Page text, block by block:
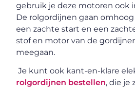
gebruik je deze motoren ook
De rolgordijnen gaan
een zachte start en een
stof en motor van de
meegaan.
Je kunt ook kant-en-klare
rolgordijnen bestellen, die je